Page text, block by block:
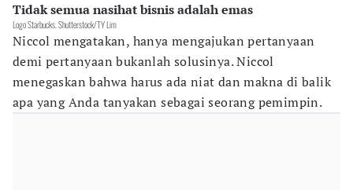
Tidak semua nasihat bisnis adalah emas
Logo Starbucks. Shutterstock/TY Lim
Niccol mengatakan, hanya mengajukan pertanyaan
demi pertanyaan bukanlah solusinya. Niccol
menegaskan bahwa harus ada niat dan makna di balik
apa yang Anda tanyakan sebagai seorang pemimpin.